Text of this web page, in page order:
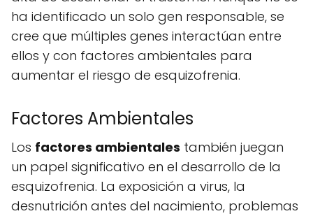
ha identificado un solo gen responsable, se
cree que múltiples genes interactúan entre
ellos y con factores ambientales para
aumentar el riesgo de esquizofrenia.
Factores Ambientales
Los factores ambientales también juegan
un papel significativo en el desarrollo de la
esquizofrenia. La exposición a virus, la
desnutrición antes del nacimiento, problemas